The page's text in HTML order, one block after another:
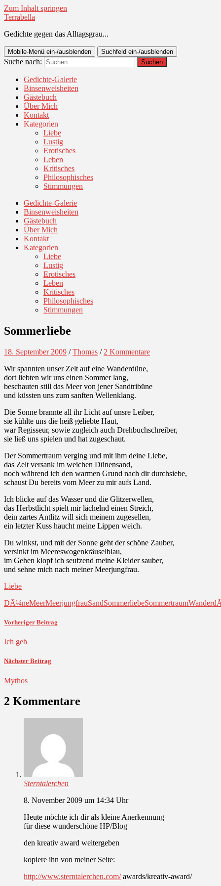
Zum Inhalt springen
Terrabella
Gedichte gegen das Alltagsgrau...
Mobile-Menü ein-/ausblenden Suchfeld ein-/ausblenden
Suche nach:
Gedichte-Galerie
Binsenweisheiten
Gästebuch
Über Mich
Kontakt
Kategorien
Liebe
Lustig
Erotisches
Leben
Kritisches
Philosophisches
Stimmungen
Gedichte-Galerie
Binsenweisheiten
Gästebuch
Über Mich
Kontakt
Kategorien
Liebe
Lustig
Erotisches
Leben
Kritisches
Philosophisches
Stimmungen
Sommerliebe
18. September 2009 /Thomas / 2 Kommentare
Wir spannten unser Zelt auf eine Wanderdüne,
dort liebten wir uns einen Sommer lang,
beschauten still das Meer von jener Sandtribüne
und küssten uns zum sanften Wellenklang.
Die Sonne brannte all ihr Licht auf unsre Leiber,
sie kühlte uns die heiß geliebte Haut,
war Regisseur, sowie zugleich auch Drehbuchschreiber,
sie ließ uns spielen und hat zugeschaut.
Der Sommertraum verging und mit ihm deine Liebe,
das Zelt versank im weichen Dünensand,
noch während ich den warmen Grund nach dir durchsiebe,
schaust Du bereits vom Meer zu mir aufs Land.
Ich blicke auf das Wasser und die Glitzerwellen,
das Herbstlicht spielt mir lächelnd einen Streich,
dein zartes Antlitz will sich meinem zugesellen,
ein letzter Kuss haucht meine Lippen weich.
Du winkst, und mit der Sonne geht der schöne Zauber,
versinkt im Meereswogenkräuselblau,
im Gehen klopf ich seufzend meine Kleider sauber,
und sehne mich nach meiner Meerjungfrau.
Liebe
DÃ¼neMeerMeerjungfrauSandSommerliebeSommertraum
Vorheriger Beitrag
Ich geh
Nächster Beitrag
Mythos
2 Kommentare
Sterntalerchen
8. November 2009 um 14:34 Uhr
Heute möchte ich dir als kleine Anerkennung
für diese wunderschöne HP/Blog
den kreativ award weitergeben
kopiere ihn von meiner Seite:
http://www.sterntalerchen.com/awards/kreativ-award/